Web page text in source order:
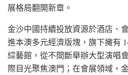
展格局翻開新章。
金沙中國持續投放資源於酒店、
進本澳多元經濟版塊，旗下擁有
綜藝館，從不間斷舉辦大型演唱
際目光聚焦澳門；在會展領域，